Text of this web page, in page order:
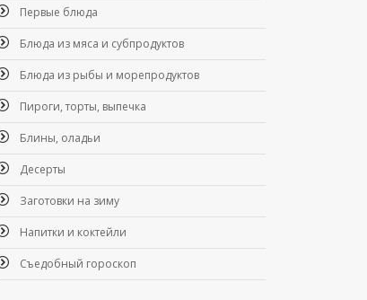
Первые блюда
Блюда из мяса и субпродуктов
Блюда из рыбы и морепродуктов
Пироги, торты, выпечка
Блины, оладьи
Десерты
Заготовки на зиму
Напитки и коктейли
Съедобный гороскоп